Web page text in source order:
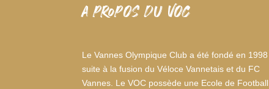
A PROPOS DU VOC
Le Vannes Olympique Club a été fondé en 1998
suite à la fusion du Véloce Vannetais et du FC
Vannes. Le VOC possède une Ecole de Football